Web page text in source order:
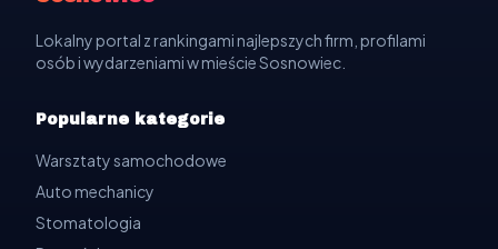
Lokalny portal z rankingami najlepszych firm, profilami
osób i wydarzeniami w mieście Sosnowiec.
Popularne kategorie
Warsztaty samochodowe
Auto mechanicy
Stomatologia